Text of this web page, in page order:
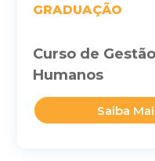
GRADUAÇÃO
Curso de
Humanos
Saiba